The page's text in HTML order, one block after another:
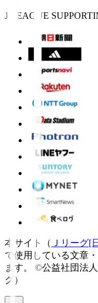
J.LEAGUE
本サイト（ Ｊリーグ[
で使用している文章
ます。
©公益社団法
グ）